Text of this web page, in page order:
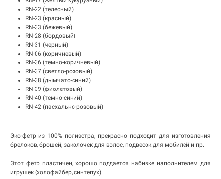
RN-22 (телесный)
RN-23 (красный)
RN-33 (бежевый)
RN-28 (бордовый)
RN-31 (черный)
RN-06 (коричневый)
RN-36 (темно-коричневый)
RN-37 (светло-розовый)
RN-38 (дымчато-синий)
RN-39 (фиолетовый)
RN-40 (темно-синий)
RN-42 (пасхально-розовый)
Эко-фетр из 100% полиэстра, прекрасно подходит для изготовления
брелоков, брошей, заколочек для волос, подвесок для мобилей и пр.
Этот фетр пластичен, хорошо поддается набивке наполнителем для
игрушек (холофайбер, синтепух).